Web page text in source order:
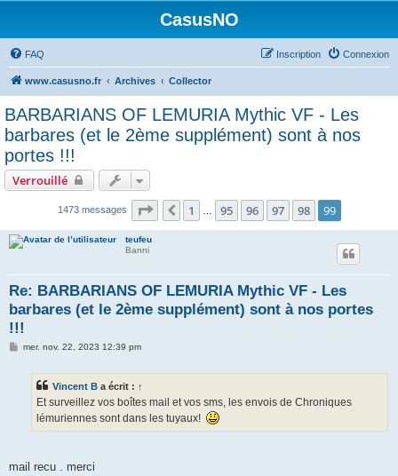
CasusNO
FAQ Connexion
Inscription
www.casusno.fr Archives Collector
BARBARIANS OF LEMURIA Mythic VF - Les
barbares (et le 2ème supplément) sont à nos
portes !!!
Verrouillé
1473 messages Page 99 sur 99
Précédent
1 95 96 97 98 99
teufeu
Banni
Re: BARBARIANS OF LEMURIA Mythic VF - Les
barbares (et le 2ème supplément) sont à nos portes
!!!
Mmer. nov. 22, 2023 12:39 pm
Vincent B a écrit : ↑
Et surveillez vos boîtes mail et vos sms, les envois de Chroniques
lémuriennes sont dans les tuyaux!
mail recu . merci